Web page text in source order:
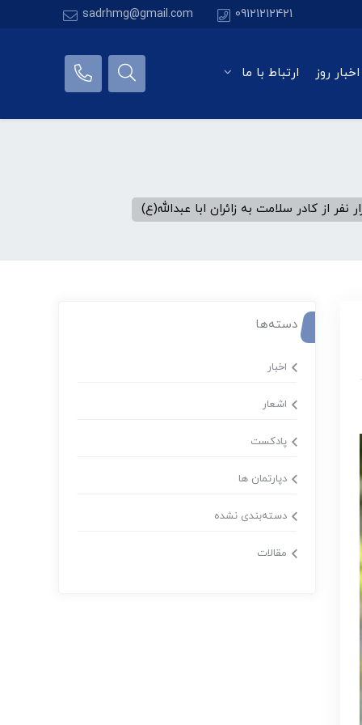
09121212421
sadrhmg@gmail.com
اخبار روز ارتباط با ما
دسته‌ها
اخبار
اشعار
پادکست
دپارتمان ها
دسته‌بندی نشده
مقالات